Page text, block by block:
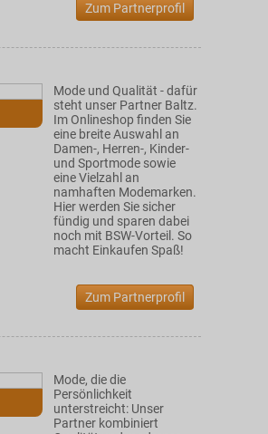
Zum Partnerprofil
Mode und Qualität - dafür
steht unser Partner Baltz.
Im Onlineshop finden Sie
eine breite Auswahl an
Damen-, Herren-, Kinder-
und Sportmode sowie
eine Vielzahl an
namhaften Modemarken.
Hier werden Sie sicher
fündig und sparen dabei
noch mit BSW-Vorteil. So
macht Einkaufen Spaß!
Zum Partnerprofil
Mode, die die
Persönlichkeit
unterstreicht: Unser
Partner kombiniert